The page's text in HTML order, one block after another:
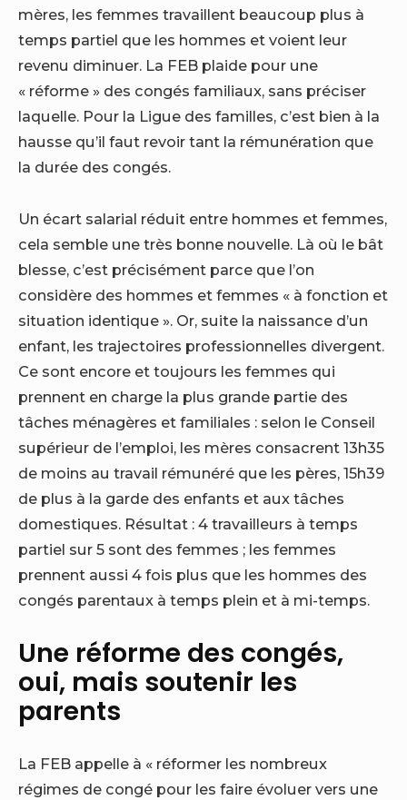
mères, les femmes travaillent beaucoup plus à
temps partiel que les hommes et voient leur
revenu diminuer. La FEB plaide pour une
« réforme » des congés familiaux, sans préciser
laquelle. Pour la Ligue des familles, c’est bien à la
hausse qu’il faut revoir tant la rémunération que
la durée des congés.
Un écart salarial réduit entre hommes et femmes,
cela semble une très bonne nouvelle. Là où le bât
blesse, c’est précisément parce que l’on
considère des hommes et femmes « à fonction et
situation identique ». Or, suite la naissance d’un
enfant, les trajectoires professionnelles divergent.
Ce sont encore et toujours les femmes qui
prennent en charge la plus grande partie des
tâches ménagères et familiales : selon le Conseil
supérieur de l’emploi, les mères consacrent 13h35
de moins au travail rémunéré que les pères, 15h39
de plus à la garde des enfants et aux tâches
domestiques. Résultat : 4 travailleurs à temps
partiel sur 5 sont des femmes ; les femmes
prennent aussi 4 fois plus que les hommes des
congés parentaux à temps plein et à mi-temps.
Une réforme des congés,
oui, mais soutenir les
parents
La FEB appelle à « réformer les nombreux
régimes de congé pour les faire évoluer vers une